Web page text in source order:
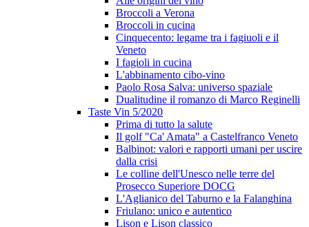
Broccoli a Verona
Broccoli in cucina
Cinquecento: legame tra i fagiuoli e il
Veneto
I fagioli in cucina
L'abbinamento cibo-vino
Paolo Rosa Salva: universo spaziale
Dualitudine il romanzo di Marco Reginelli
Taste Vin 5/2020
Prima di tutto la salute
Il golf "Ca' Amata" a Castelfranco Veneto
Balbinot: valori e rapporti umani per uscire
dalla crisi
Le colline dell'Unesco nelle terre del
Prosecco Superiore DOCG
L'Aglianico del Taburno e la Falanghina
Friulano: unico e autentico
Lison e Lison classico